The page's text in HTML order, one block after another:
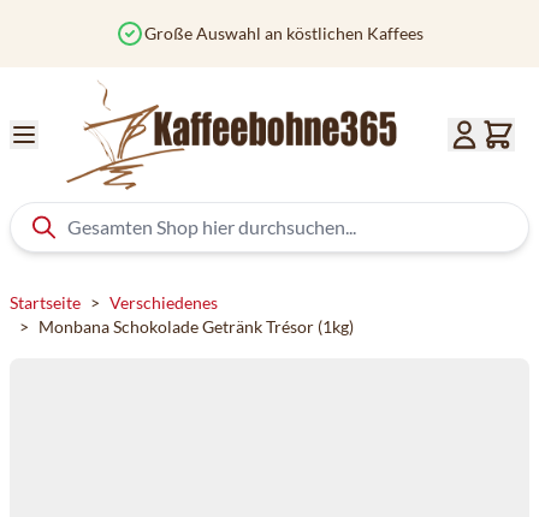
Vor 12 Uhr bestellt? Heute versendet
Startseite > Verschiedenes
> Monbana Schokolade Getränk Trésor (1kg)